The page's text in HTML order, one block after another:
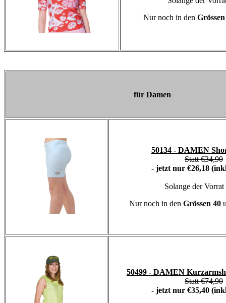
Nur noch in den
für Damen
50134 - DAMEN
Statt €34,90
- jetzt nur €26,18
Solange der Vorrat
Nur noch in den Grössen 40
50499 - DAMEN
Statt €74,90
- jetzt nur €35,40